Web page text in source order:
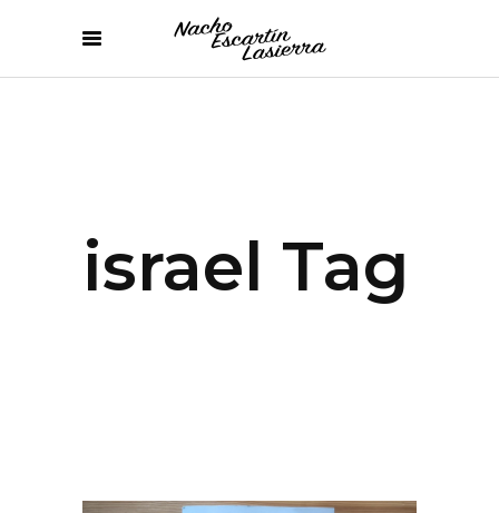
israel Tag